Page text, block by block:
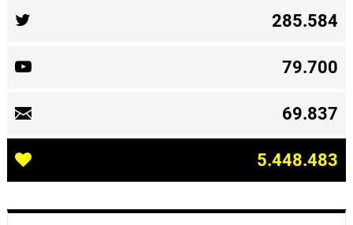
285.584
79.700
69.837
5.448.483